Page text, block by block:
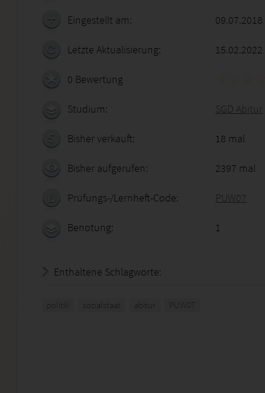
Eingestellt am:
Letzte Aktualisierung: 15.02.2022
0 Bewertung
Studium: SGD Abitur
Bisher verkauft: 18 mal
Bisher aufgerufen: 2397 mal
Prüfungs-/Lernheft-Code: PUW07
Benotung: 1
Enthaltene Schlagworte:
politik sozialstaat abitur PUW07